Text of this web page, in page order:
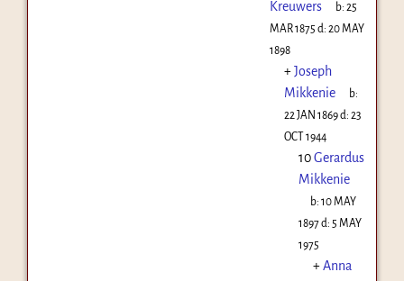
Kreuwers
b:25
MAR 1875 d: 20 MAY
1898
+Joseph
Mikkenie
b:
22 JAN 1869d: 23
OCT 1944
10Gerardus
Mikkenie
b:10 MAY
1897d: 5 MAY
1975
+Anna